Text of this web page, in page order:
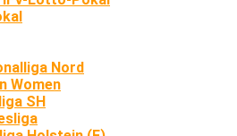
Nord
Women
SH